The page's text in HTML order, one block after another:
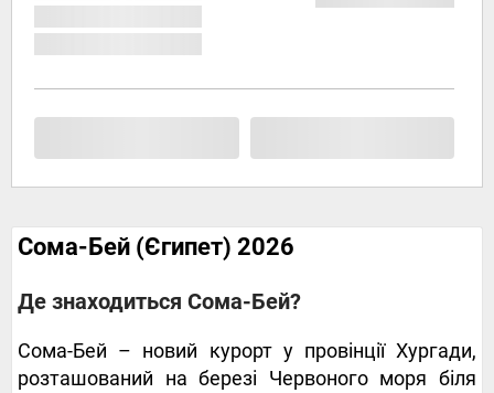
Сома-Бей (Єгипет) 2026
Де знаходиться Сома-Бей?
Сома-Бей – новий курорт у провінції Хургади,
розташований на березі Червоного моря біля